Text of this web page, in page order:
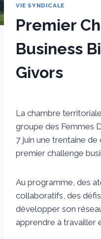
VIE SYNDICALE
Premier
Business
Givors
La chambre
groupe des Femmes
7 juin une trentaine
premier challenge
Au programme, des
collaboratifs, des
développer son
apprendre à travailler